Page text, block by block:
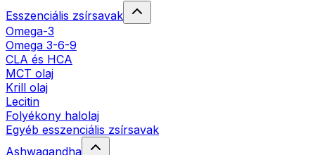
Esszenciális zsírsavak
Omega-3
Omega 3-6-9
CLA és HCA
MCT olaj
Krill olaj
Lecitin
Folyékony halolaj
Egyéb esszenciális zsírsavak
Ashwagandha